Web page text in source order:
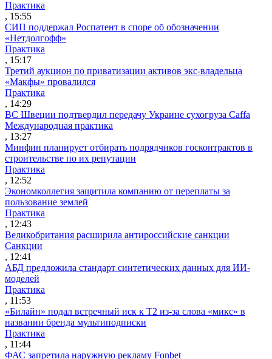
Практика
, 15:55
СИП поддержал Роспатент в споре об обозначении
«Нетдолгофф»
Практика
, 15:17
Третий аукцион по приватизации активов экс-владельца
«Макфы» провалился
Практика
, 14:29
ВС Швеции подтвердил передачу Украине сухогруза Caffa
Международная практика
, 13:27
Минфин планирует отбирать подрядчиков госконтрактов в
строительстве по их репутации
Практика
, 12:52
Экономколлегия защитила компанию от переплаты за
пользование землей
Практика
, 12:43
Великобритания расширила антироссийские санкции
Санкции
, 12:41
АБД предложила стандарт синтетических данных для ИИ-
моделей
Практика
, 11:53
«Билайн» подал встречный иск к Т2 из-за слова «микс» в
названии бренда мультиподписки
Практика
, 11:44
ФАС запретила наружную рекламу Fonbet